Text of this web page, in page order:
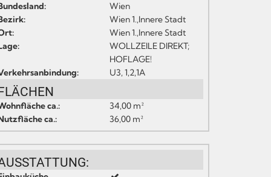
Wien
Wien 1.,Innere Stadt
Wien 1.,Innere Stadt
WOLLZEILE DIREKT;
HOFLAGE!
U3, 1,2,1A
ca.:
34,00 m²
ca.:
36,00 m²